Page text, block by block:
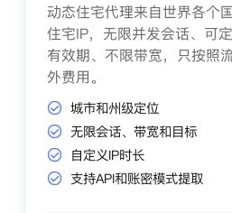
动态住宅代理来自世界各个
住宅IP，无限并发会话、可
有效期、不限带宽，只按照
外费用。
城市和州级定位
无限会话、带宽和目标
自定义IP时长
支持API和账密模式提取